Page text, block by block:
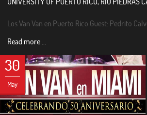
Los Van Van en Puerto Rico Guest: Pedrito
Read more ...
30
May